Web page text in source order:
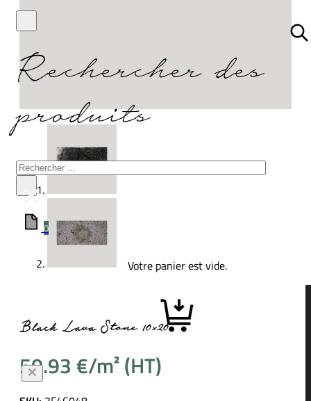
Rechercher des
produits
Rechercher
×
0
Votre panier est vide.
Black Lava Stone 10×20
50.93€